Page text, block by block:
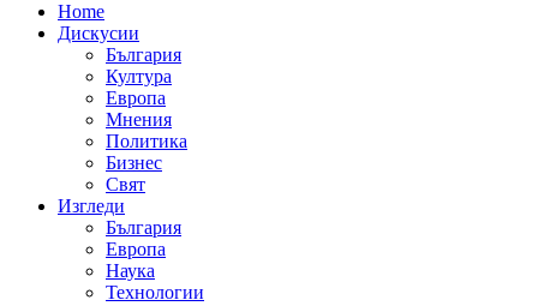
Home
Дискусии
България
Култура
Европа
Мнения
Политика
Бизнес
Свят
Изгледи
България
Европа
Наука
Технологии